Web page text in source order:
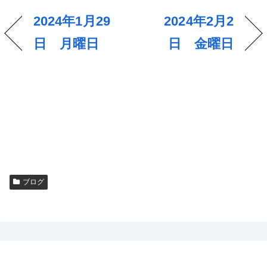
2024年1月29
日 月曜日
2024年2月2
日 金曜日
ブログ